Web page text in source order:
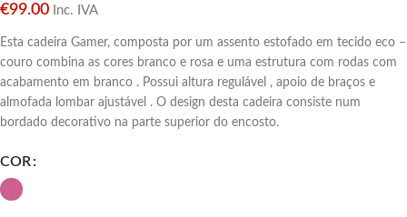
€99.00 Inc. IVA
Esta cadeira Gamer, composta por um assento estofado em tecido eco –
couro combina as cores branco e rosa e uma estrutura com rodas com
acabamento em branco . Possui altura regulável , apoio de braços e
almofada lombar ajustável . O design desta cadeira consiste num
bordado decorativo na parte superior do encosto.
COR